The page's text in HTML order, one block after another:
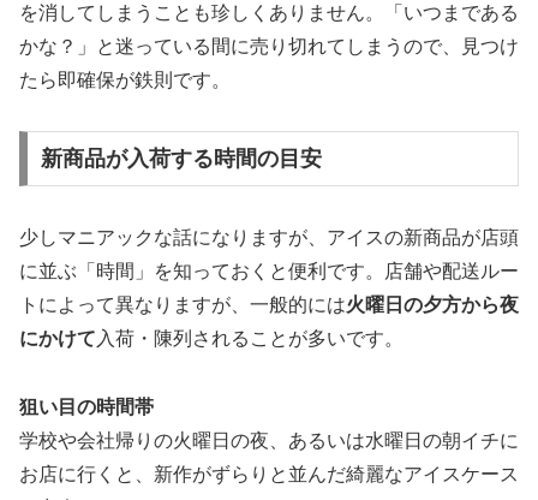
を消してしまうことも珍しくありません。「いつまである
かな？」と迷っている間に売り切れてしまうので、見つけ
たら即確保が鉄則です。
新商品が入荷する時間の目安
少しマニアックな話になりますが、アイスの新商品が店頭
に並ぶ「時間」を知っておくと便利です。店舗や配送ルー
トによって異なりますが、一般的には火曜日の夕方から夜
にかけて 入荷・陳列されることが多いです。
狙い目の時間帯
学校や会社帰りの火曜日の夜、あるいは水曜日の朝イチに
お店に行くと、新作がずらりと並んだ綺麗なアイスケース